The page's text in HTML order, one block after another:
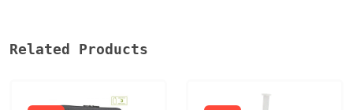
Related Products